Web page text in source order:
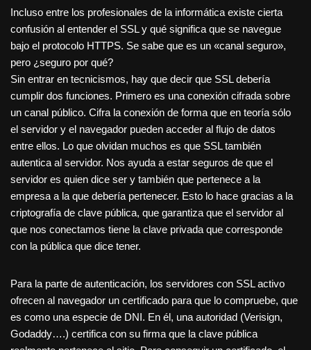
Incluso entre los profesionales de la informática existe cierta
confusión al entender el SSL y qué significa que se navegue
bajo el protocolo HTTPS. Se sabe que es un «canal seguro»,
pero ¿seguro por qué?
Sin entrar en tecnicismos, hay que decir que SSL debería
cumplir dos funciones. Primero es una conexión cifrada sobre
un canal público. Cifra la conexión de forma que en teoría sólo
el servidor y el navegador pueden acceder al flujo de datos
entre ellos. Lo que olvidan muchos es que SSL también
autentica al servidor. Nos ayuda a estar seguros de que el
servidor es quien dice ser y también que pertenece a la
empresa a la que debería pertenecer. Esto lo hace gracias a la
criptografía de clave pública, que garantiza que el servidor al
que nos conectamos tiene la clave privada que corresponde
con la pública que dice tener.
Para la parte de autenticación, los servidores con SSL activo
ofrecen al navegador un certificado para que lo compruebe, que
es como una especie de DNI. En él, una autoridad (Verisign,
Godaddy….) certifica con su firma que la clave pública